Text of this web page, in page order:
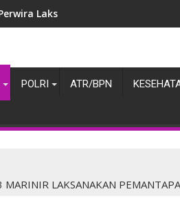
Laksanakan Latihan
POLRI ATR/BPN
LAKSANAKAN